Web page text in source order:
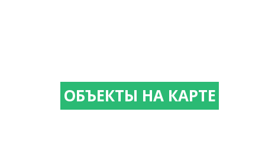
ОБЪЕКТЫ НА КАРТЕ